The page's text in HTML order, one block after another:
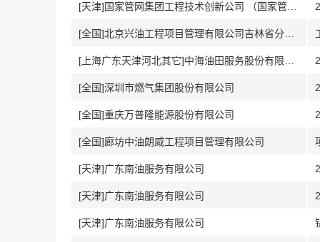
[全国]深圳市燃气集团股份有限公司
[全国]重庆万普隆能源股份有限公司
[全国]廊坊中油朗威工程项目管理有限公司
[天津]广东南油服务有限公司
[天津]广东南油服务有限公司
[天津]广东南油服务有限公司